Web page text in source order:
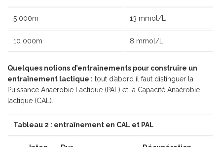
5 000m 13 mmol/L
10 000m 8 mmol/L
Quelques notions d’entraînements pour construire un
entraînement lactique : tout d’abord il faut distinguer la
Puissance Anaérobie Lactique (PAL) et la Capacité Anaérobie
lactique (CAL).
Tableau 2 : entraînement en CAL et PAL